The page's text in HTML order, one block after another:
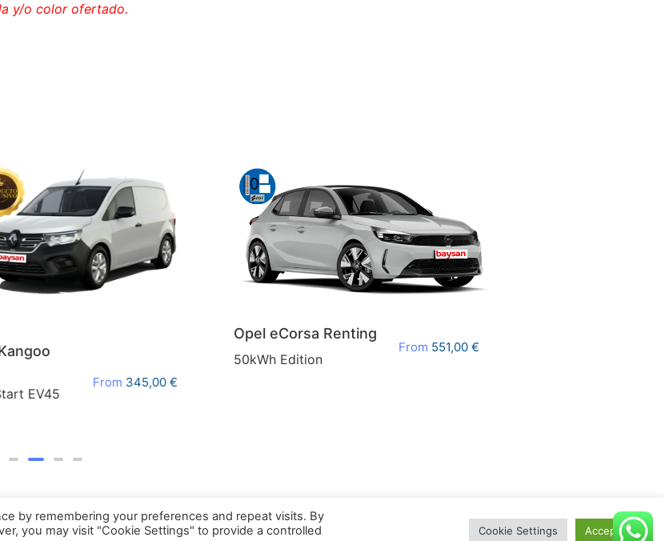
y/o color ofertado.
EV45
From 345,00€
Opel eCorsa Renting
50kWh Edition
From 551,00€
Todos los derechos reservados
by remembering your preferences and repeat visits. By
you may visit "Cookie Settings" to provide a controlled
Cookie Settings Accept All